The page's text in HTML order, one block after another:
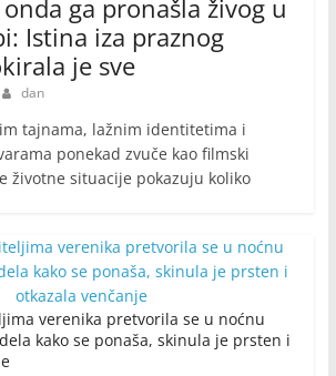
ga pronašla živog u
Istina iza praznog
je sve
dan
tajnama, lažnim identitetima i
ponekad zvuče kao filmski
životne situacije pokazuju koliko
verenika pretvorila se u noćnu
kako se ponaša, skinula je prsten i